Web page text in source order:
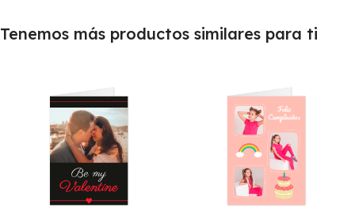
Tenemos más productos similares para ti